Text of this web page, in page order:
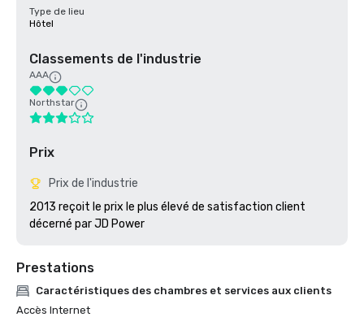
Type de lieu
Hôtel
Classements de l'industrie
AAA
Northstar
Prix
Prix de l'industrie
2013 reçoit le prix le plus élevé de satisfaction client
décerné par JD Power
Prestations
Caractéristiques des chambres et services aux clients
Accès Internet